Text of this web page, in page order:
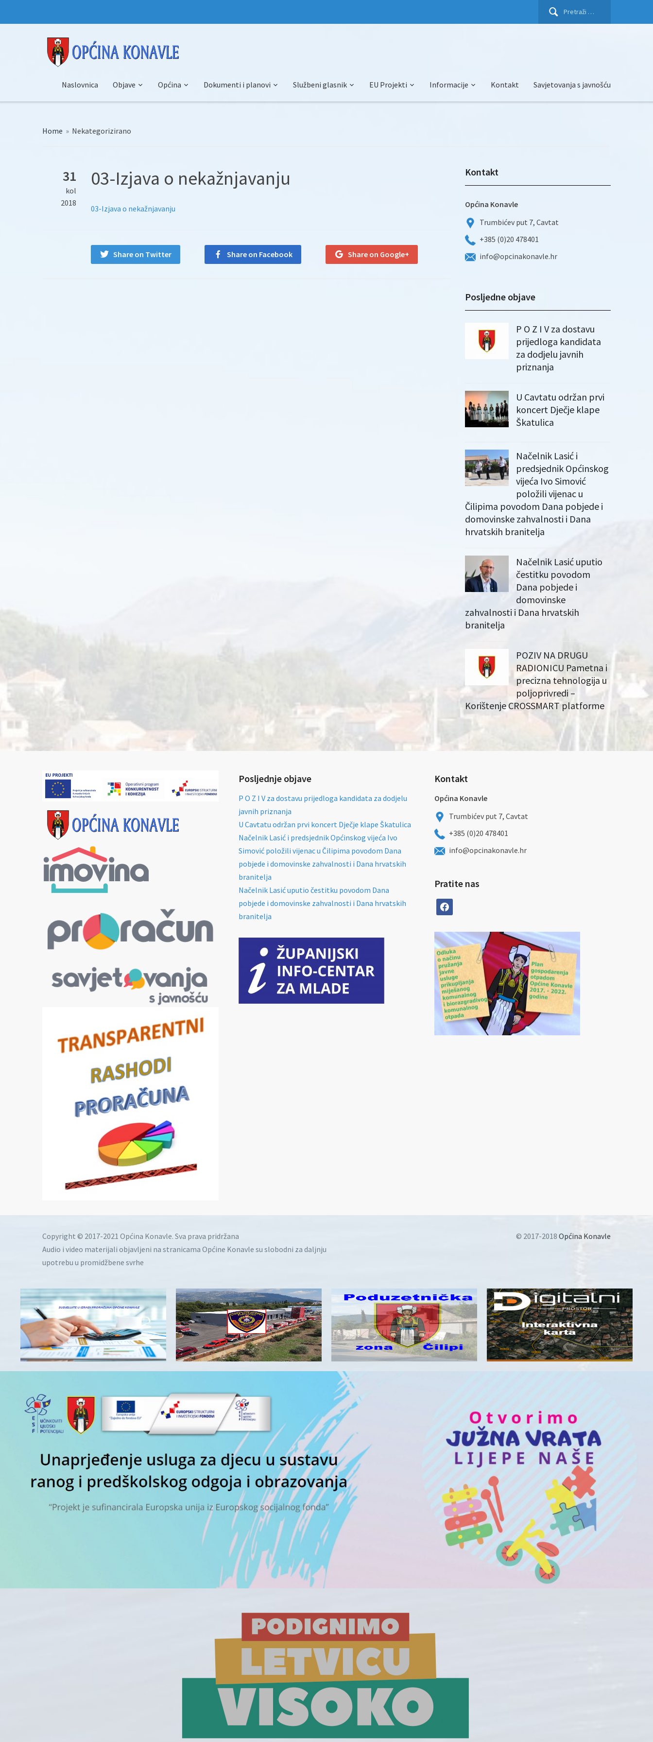
Pretraži:
Naslovnica Objave Općina Dokumenti i planovi Službeni glasnik EU Projekti Informacije Kontakt Savjetovanja s javnošću
Home » Nekategorizirano
31
kol
2018
03-Izjava o nekažnjavanju
03-Izjava o nekažnjavanju
Share on Twitter Share on Facebook Share on Google+
Kontakt
Općina Konavle
Trumbićev put 7, Cavtat
+385 (0)20 478401
info@opcinakonavle.hr
Posljedne objave
P O Z I V za dostavu
prijedloga kandidata
za dodjelu javnih
priznanja
U Cavtatu održan prvi
koncert Dječje klape
Škatulica
Načelnik Lasić i
predsjednik Općinskog
vijeća Ivo Simović
položili vijenac u
Čilipima povodom Dana pobjede i
domovinske zahvalnosti i Dana
hrvatskih branitelja
Načelnik Lasić uputio
čestitku povodom
Dana pobjede i
domovinske
zahvalnosti i Dana hrvatskih
branitelja
POZIV NA DRUGU
RADIONICU Pametna i
precizna tehnologija u
poljoprivredi –
Korištenje CROSSMART platforme
Posljednje objave
P O Z I V za dostavu prijedloga kandidata za dodjelu
javnih priznanja
U Cavtatu održan prvi koncert Dječje klape Škatulica
Načelnik Lasić i predsjednik Općinskog vijeća Ivo
Simović položili vijenac u Čilipima povodom Dana
pobjede i domovinske zahvalnosti i Dana hrvatskih
branitelja
Načelnik Lasić uputio čestitku povodom Dana
pobjede i domovinske zahvalnosti i Dana hrvatskih
branitelja
Kontakt
Općina Konavle
Trumbićev put 7, Cavtat
+385 (0)20 478401
info@opcinakonavle.hr
Pratite nas
facebook
Copyright © 2017-2021 Općina Konavle. Sva prava pridržana
Audio i video materijali objavljeni na stranicama Općine Konavle su slobodni za daljnju
upotrebu u promidžbene svrhe
© 2017-2018 Općina Konavle